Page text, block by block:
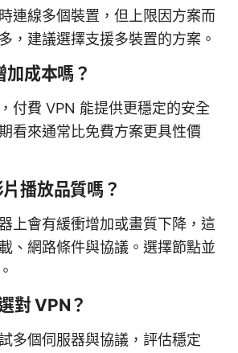
連線多個裝置，但上限因方案而
，建議選擇支援多裝置的方案。
成本嗎？
付費 VPN 能提供更穩定的安全
看來通常比免費方案更具性價
播放品質嗎？
上會有緩衝增加或畫質下降，這
、網路條件與協議。選擇節點並
對 VPN？
多個伺服器與協議，評估穩定